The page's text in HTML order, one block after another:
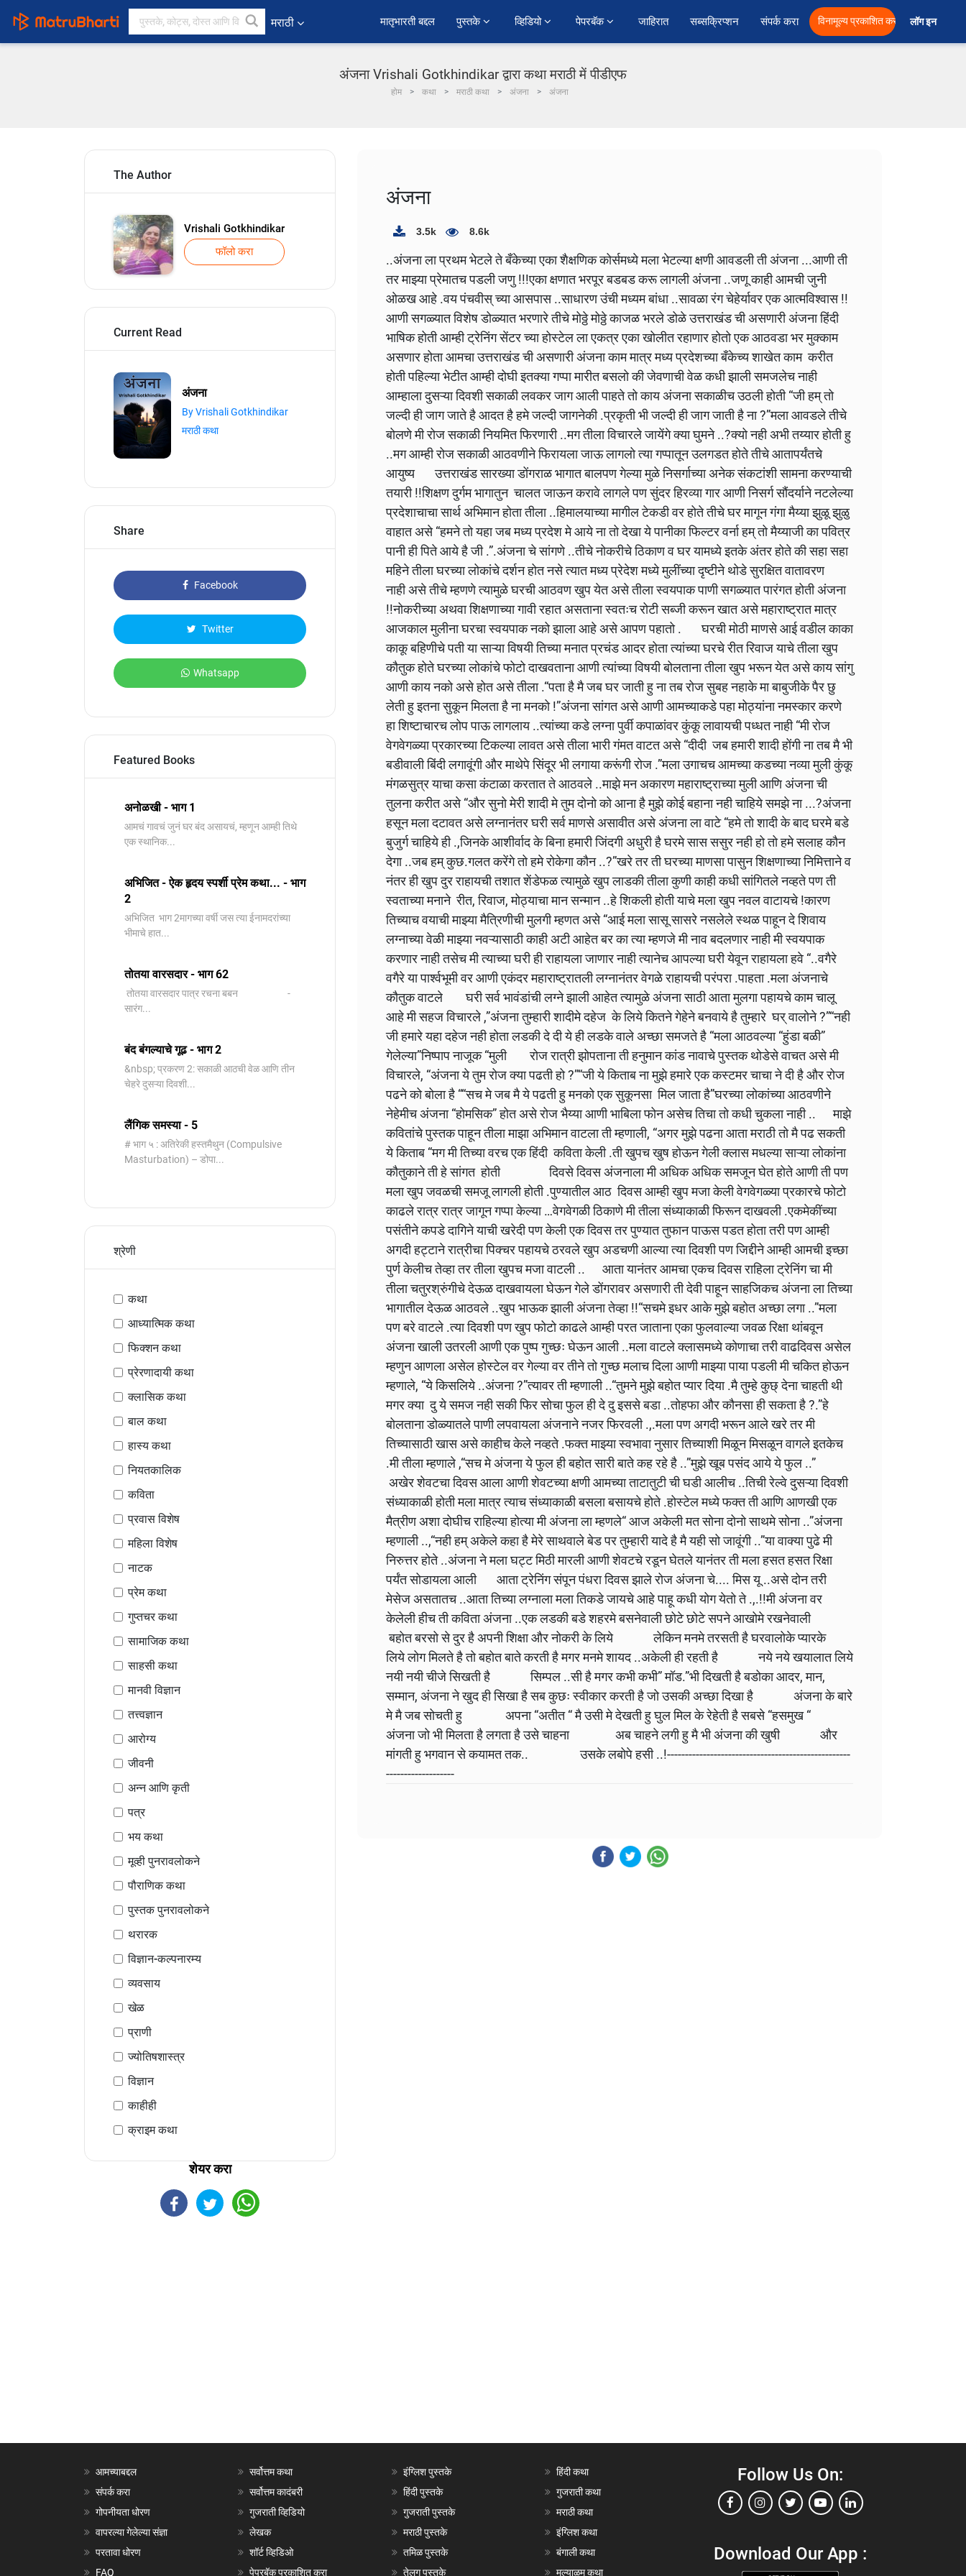
मराठी ﻿मातृभारती बद्दल पुस्तके व्हिडियो पेपरबॅक जाहिरात सब्सक्रिप्शन संपर्क करा विनामूल्य प्रकाशित करा लॉग इन
अंजना Vrishali Gotkhindikar द्वारा कथा मराठी में पीडीएफ
होम कथा मराठी कथा अंजना अंजना
The Author
Vrishali Gotkhindikar
फॉलो करा
Current Read
अंजना
By Vrishali Gotkhindikar
मराठी कथा
Share
Facebook
Twitter
Whatsapp
Featured Books
अनोळखी - भाग 1
आमचं गावचं जुनं घर बंद असायचं, म्हणून आम्ही तिथे
एक स्थानिक...
अभिजित - ऐक हृदय स्पर्शी प्रेम कथा... - भाग
2
️अभिजित ️ भाग 2मागच्या वर्षी जस त्या ईनामदरांच्या
भीमाचे हात...
तोतया वारसदार - भाग 62
तोतया वारसदार पात्र रचना बबन -
सारंग...
बंद बंगल्याचे गूढ - भाग 2
&nbsp; प्रकरण 2: सकाळी आठची वेळ आणि तीन
चेहरे दुसऱ्या दिवशी...
लैंगिक समस्या - 5
# भाग ५ : अतिरेकी हस्तमैथुन (Compulsive
Masturbation) – डोपा...
श्रेणी
कथा
आध्यात्मिक कथा
फिक्शन कथा
प्रेरणादायी कथा
क्लासिक कथा
बाल कथा
हास्य कथा
नियतकालिक
कविता
प्रवास विशेष
महिला विशेष
नाटक
प्रेम कथा
गुप्तचर कथा
सामाजिक कथा
साहसी कथा
मानवी विज्ञान
तत्त्वज्ञान
आरोग्य
जीवनी
अन्न आणि कृती
पत्र
भय कथा
मूव्ही पुनरावलोकने
पौराणिक कथा
पुस्तक पुनरावलोकने
थरारक
विज्ञान-कल्पनारम्य
व्यवसाय
खेळ
प्राणी
ज्योतिषशास्त्र
विज्ञान
काहीही
क्राइम कथा
शेयर करा
अंजना
3.5k 8.6k
..अंजना ला प्रथम भेटले ते बँकेच्या एका शैक्षणिक कोर्समध्ये मला भेटल्या क्षणी आवडली ती अंजना ...आणी ती
तर माझ्या प्रेमातच पडली जणु !!!एका क्षणात भरपूर बडबड करू लागली अंजना ..जणू काही आमची जुनी
ओळख आहे .वय पंचवीस् च्या आसपास ..साधारण उंची मध्यम बांधा ..सावळा रंग चेहेर्यावर एक आत्मविश्वास !!
आणी सगळ्यात विशेष डोळ्यात भरणारे तीचे मोठ्ठे मोठ्ठे काजळ भरले डोळे उत्तराखंड ची असणारी अंजना हिंदी
भाषिक होती आम्ही ट्रेनिंग सेंटर च्या होस्टेल ला एकत्र एका खोलीत रहाणार होतो एक आठवडा भर मुक्काम
असणार होता आमचा उत्तराखंड ची असणारी अंजना काम मात्र मध्य प्रदेशच्या बँकेच्य शाखेत काम करीत
होती पहिल्या भेटीत आम्ही दोघी इतक्या गप्पा मारीत बसलो की जेवणाची वेळ कधी झाली समजलेच नाही
आम्हाला दुसऱ्या दिवशी सकाळी लवकर जाग आली पाहते तो काय अंजना सकाळीच उठली होती “जी हम् तो
जल्दी ही जाग जाते है आदत है हमे जल्दी जागनेकी .प्रकृती भी जल्दी ही जाग जाती है ना ?”मला आवडले तीचे
बोलणे मी रोज सकाळी नियमित फिरणारी ..मग तीला विचारले जायेंगे क्या घुमने ..?क्यो नही अभी तय्यार होती हु
..मग आम्ही रोज सकाळी आठवणीने फिरायला जाऊ लागलो त्या गप्पातून उलगडत होते तीचे आतापर्यंतचे
आयुष्य उत्तराखंड सारख्या डोंगराळ भागात बालपण गेल्या मुळे निसर्गाच्या अनेक संकटांशी सामना करण्याची
तयारी !!शिक्षण दुर्गम भागातुन चालत जाऊन करावे लागले पण सुंदर हिरव्या गार आणी निसर्ग सौंदर्याने नटलेल्या
प्रदेशाचाचा सार्थ अभिमान होता तीला ..हिमालयाच्या मागील टेकडी वर होते तीचे घर मागून गंगा मैय्या झुळू झुळु
वाहात असे “हमने तो यहा जब मध्य प्रदेश मे आये ना तो देखा ये पानीका फिल्टर वर्ना हम् तो मैय्याजी का पवित्र
पानी ही पिते आये है जी .”.अंजना चे सांगणे ..तीचे नोकरीचे ठिकाण व घर यामध्ये इतके अंतर होते की सहा सहा
महिने तीला घरच्या लोकांचे दर्शन होत नसे त्यात मध्य प्रेदेश मध्ये मुलींच्या दृष्टीने थोडे सुरक्षित वातावरण
नाही असे तीचे म्हणणे त्यामुळे घरची आठवण खुप येत असे तीला स्वयपाक पाणी सगळ्यात पारंगत होती अंजना
!!नोकरीच्या अथवा शिक्षणाच्या गावी रहात असताना स्वतःच रोटी सब्जी करून खात असे महाराष्ट्रात मात्र
आजकाल मुलीना घरचा स्वयपाक नको झाला आहे असे आपण पहातो . घरची मोठी माणसे आई वडील काका
काकू बहिणीचे पती या साऱ्या विषयी तिच्या मनात प्रचंड आदर होता त्यांच्या घरचे रीत रिवाज याचे तीला खुप
कौतुक होते घरच्या लोकांचे फोटो दाखवताना आणी त्यांच्या विषयी बोलताना तीला खुप भरून येत असे काय सांगु
आणी काय नको असे होत असे तीला .“पता है मै जब घर जाती हु ना तब रोज सुबह नहाके मा बाबुजीके पैर छु
लेती हु इतना सुकून मिलता है ना मनको !”अंजना सांगत असे आणी आमच्याकडे पहा मोठ्यांना नमस्कार करणे
हा शिष्टाचारच लोप पाऊ लागलाय ..त्यांच्या कडे लग्ना पुर्वी कपाळांवर कुंकू लावायची पध्धत नाही “मी रोज
वेगवेगळ्या प्रकारच्या टिकल्या लावत असे तीला भारी गंमत वाटत असे “दीदी जब हमारी शादी होंगी ना तब मै भी
बडीवाली बिंदी लगावूंगी और माथेपे सिंदूर भी लगाया करूंगी रोज .”मला उगाचच आमच्या कडच्या नव्या मुली कुंकू
मंगळसुत्र याचा कसा कंटाळा करतात ते आठवले ..माझे मन अकारण महाराष्ट्राच्या मुली आणि अंजना ची
तुलना करीत असे “और सुनो मेरी शादी मे तुम दोनो को आना है मुझे कोई बहाना नही चाहिये समझे ना ...?अंजना
हसून मला दटावत असे लग्नानंतर घरी सर्व माणसे असावीत असे अंजना ला वाटे “हमे तो शादी के बाद घरमे बडे
बुजुर्ग चाहिये ही .,जिनके आशीर्वाद के बिना हमारी जिंदगी अधुरी है घरमे सास ससुर नही हो तो हमे सलाह कौन
देगा ..जब हम् कुछ.गलत करेंगे तो हमे रोकेगा कौन ..?”खरे तर ती घरच्या माणसा पासुन शिक्षणाच्या निमित्ताने व
नंतर ही खुप दुर राहायची तशात शेंडेफळ त्यामुळे खुप लाडकी तीला कुणी काही कधी सांगितले नव्हते पण ती
स्वताच्या मनाने रीत, रिवाज, मोठ्याचा मान सन्मान ..हे शिकली होती याचे मला खुप नवल वाटायचे !कारण
तिच्याच वयाची माझ्या मैत्रिणीची मुलगी म्हणत असे “आई मला सासू सासरे नसलेले स्थळ पाहून दे शिवाय
लग्नाच्या वेळी माझ्या नवऱ्यासाठी काही अटी आहेत बर का त्या म्हणजे मी नाव बदलणार नाही मी स्वयपाक
करणार नाही तसेच मी त्याच्या घरी ही राहायला जाणार नाही त्यानेच आपल्या घरी येवून राहायला हवे “..वगैरे
वगैरे या पार्श्वभूमी वर आणी एकंदर महाराष्ट्रातली लग्नानंतर वेगळे राहायची परंपरा .पाहता .मला अंजनाचे
कौतुक वाटले घरी सर्व भावंडांची लग्ने झाली आहेत त्यामुळे अंजना साठी आता मुलगा पहायचे काम चालू
आहे मी सहज विचारले ,”अंजना तुम्हारी शादीमे दहेज के लिये कितने गेहेने बनवाये है तुम्हारे घर् वालोने ?”“नही
जी हमारे यहा दहेज नही होता लडकी दे दी ये ही लडके वाले अच्छा समजते है “मला आठवल्या “हुंडा बळी”
गेलेल्या”निष्पाप नाजूक “मुली रोज रात्री झोपताना ती हनुमान कांड नावाचे पुस्तक थोडेसे वाचत असे मी
विचारले, “अंजना ये तुम रोज क्या पढती हो ?”“जी ये किताब ना मुझे हमारे एक कस्टमर चाचा ने दी है और रोज
पढने को बोला है ““सच मे जब मै ये पढती हु मनको एक सुकूनसा मिल जाता है”घरच्या लोकांच्या आठवणीने
नेहेमीच अंजना “होमसिक” होत असे रोज भैय्या आणी भाबिला फोन असेच तिचा तो कधी चुकला नाही .. माझे
कवितांचे पुस्तक पाहून तीला माझा अभिमान वाटला ती म्हणाली, “अगर मुझे पढना आता मराठी तो मै पढ सकती
ये किताब “मग मी तिच्या वरच एक हिंदी कविता केली .ती खुपच खुष होऊन गेली क्लास मधल्या साऱ्या लोकांना
कौतुकाने ती हे सांगत होती दिवसे दिवस अंजनाला मी अधिक अधिक समजून घेत होते आणी ती पण
मला खुप जवळची समजू लागली होती .पुण्यातील आठ दिवस आम्ही खुप मजा केली वेगवेगळ्या प्रकारचे फोटो
काढले रात्र रात्र जागून गप्पा केल्या …वेगवेगळी ठिकाणे मी तीला संध्याकाळी फिरून दाखवली .एकमेकींच्या
पसंतीने कपडे दागिने याची खरेदी पण केली एक दिवस तर पुण्यात तुफान पाऊस पडत होता तरी पण आम्ही
अगदी हट्टाने रात्रीचा पिक्चर पहायचे ठरवले खुप अडचणी आल्या त्या दिवशी पण जिद्दीने आम्ही आमची इच्छा
पुर्ण केलीच तेव्हा तर तीला खुपच मजा वाटली .. आता यानंतर आमचा एकच दिवस राहिला ट्रेनिंग चा मी
तीला चतुरश्रुंगीचे देऊळ दाखवायला घेऊन गेले डोंगरावर असणारी ती देवी पाहून साहजिकच अंजना ला तिच्या
भागातील देऊळ आठवले ..खुप भाऊक झाली अंजना तेव्हा !!“सचमे इधर आके मुझे बहोत अच्छा लगा ..”मला
पण बरे वाटले .त्या दिवशी पण खुप फोटो काढले आम्ही परत जाताना एका फुलवाल्या जवळ रिक्षा थांबवून
अंजना खाली उतरली आणी एक पुष्प गुच्छः घेऊन आली ..मला वाटले क्लासमध्ये कोणाचा तरी वाढदिवस असेल
म्हणुन आणला असेल होस्टेल वर गेल्या वर तीने तो गुच्छ मलाच दिला आणी माझ्या पाया पडली मी चकित होऊन
म्हणाले, “ये किसलिये ..अंजना ?”त्यावर ती म्हणाली ..“तुमने मुझे बहोत प्यार दिया .मै तुम्हे कुछ् देना चाहती थी
मगर क्या दु ये समज नही सकी फिर सोचा फुल ही दे दु इससे बडा ..तोहफा और कौनसा ही सकता है ?.”हे
बोलताना डोळ्यातले पाणी लपवायला अंजनाने नजर फिरवली .,.मला पण अगदी भरून आले खरे तर मी
तिच्यासाठी खास असे काहीच केले नव्हते .फक्त माझ्या स्वभावा नुसार तिच्याशी मिळून मिसळून वागले इतकेच
.मी तीला म्हणाले ,“सच मे अंजना ये फुल ही बहोत सारी बाते कह रहे है ..”मुझे खूब पसंद आये ये फुल ..”
अखेर शेवटचा दिवस आला आणी शेवटच्या क्षणी आमच्या ताटातुटी ची घडी आलीच ..तिची रेल्वे दुसऱ्या दिवशी
संध्याकाळी होती मला मात्र त्याच संध्याकाळी बसला बसायचे होते .होस्टेल मध्ये फक्त ती आणि आणखी एक
मैत्रीण अशा दोघीच राहिल्या होत्या मी अंजना ला म्हणले“ आज अकेली मत सोना दोनो साथमे सोना ..”अंजना
म्हणाली ..,“नही हम् अकेले कहा है मेरे साथवाले बेड पर तुम्हारी यादे है मै यही सो जावूंगी ..”या वाक्या पुढे मी
निरुत्तर होते ..अंजना ने मला घट्ट मिठी मारली आणी शेवटचे रडून घेतले यानंतर ती मला हसत हसत रिक्षा
पर्यंत सोडायला आली आता ट्रेनिंग संपून पंधरा दिवस झाले रोज अंजना चे.... मिस यू ..असे दोन तरी
मेसेज असतातच ..आता तिच्या लग्नाला मला तिकडे जायचे आहे पाहू कधी योग येतो ते .,.!!मी अंजना वर
केलेली हीच ती कविता अंजना ..एक लडकी बडे शहरमे बसनेवाली छोटे छोटे सपने आखोमे रखनेवाली
बहोत बरसो से दुर है अपनी शिक्षा और नोकरी के लिये लेकिन मनमे तरसती है घरवालोके प्यारके
लिये लोग मिलते है तो बहोत बाते करती है मगर मनमे शायद ..अकेली ही रहती है नये नये खयालात लिये
नयी नयी चीजे सिखती है सिम्पल ..सी है मगर कभी कभी” मॉड.”भी दिखती है बडोका आदर, मान,
सम्मान, अंजना ने खुद ही सिखा है सब कुछः स्वीकार करती है जो उसकी अच्छा दिखा है अंजना के बारे
मे मै जब सोचती हु अपना “अतीत “ मै उसी मे देखती हु घुल मिल के रेहेती है सबसे “हसमुख “
अंजना जो भी मिलता है लगता है उसे चाहना अब चाहने लगी हु मै भी अंजना की खुषी और
मांगती हु भगवान से कयामत तक.. उसके लबोपे हसी ..!---------------------------------------------------
-------------------
आमच्याबद्दल
संपर्क करा
गोपनीयता धोरण
वापरल्या गेलेल्या संज्ञा
परतावा धोरण
FAQ
सर्वोत्तम कथा
सर्वोत्तम कादंबरी
गुजराती व्हिडियो
लेखक
शॉर्ट व्हिडिओ
पेपरबॅक प्रकाशित करा
इंग्लिश पुस्तके
हिंदी पुस्तके
गुजराती पुस्तके
मराठी पुस्तके
तमिळ पुस्तके
तेलगु पुस्तके
हिंदी कथा
गुजराती कथा
मराठी कथा
इंग्लिश कथा
बंगाली कथा
मल्याळम कथा
Follow Us On:
Download Our App :